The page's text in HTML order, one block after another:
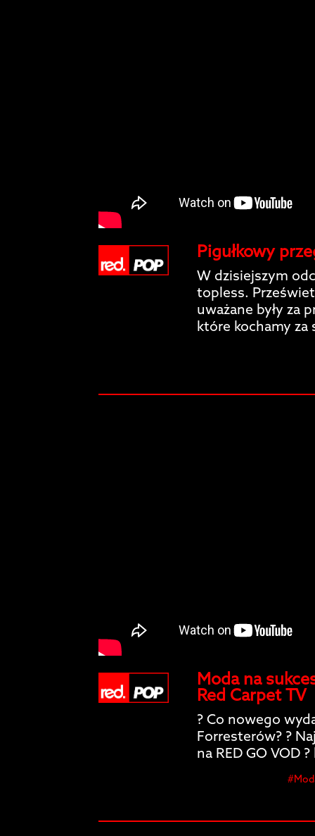
Pigułkowy
W dzisiejszym
topless.
uważane były za
które kochamy za
Moda na
Red Carpet TV
? Co nowego
Forresterów? ?
na RED GO